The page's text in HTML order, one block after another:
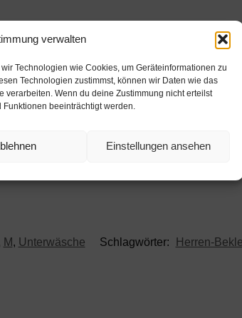
verwalten
Technologien wie Cookies, um Geräteinformationen zu
Technologien zustimmst, können wir Daten wie das
Wenn du deine Zustimmung nicht erteilst
beeinträchtigt werden.
Einstellungen ansehen
M, Unterwäsche Schlagwörter: Herren-